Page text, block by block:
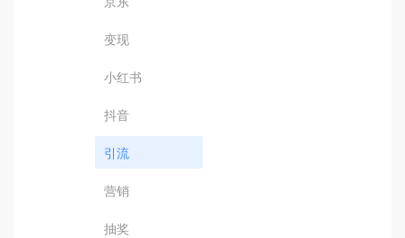
变现
小红书
抖音
引流
营销
抽奖